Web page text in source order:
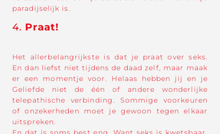
paradijselijk is.
4. Praat!
Het allerbelangrijkste is dat je praat over seks.
En dan liefst niet tijdens de daad zelf, maar maak
er een momentje voor. Helaas hebben jij en je
Geliefde niet de één of andere wonderlijke
telepathische verbinding. Sommige voorkeuren
of onzekerheden moet je gewoon tegen elkaar
uitspreken.